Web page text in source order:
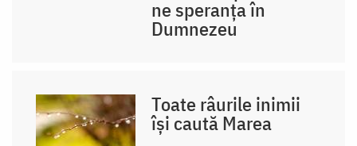
ne speranța în
Dumnezeu
Toate râurile inimii
își caută Marea